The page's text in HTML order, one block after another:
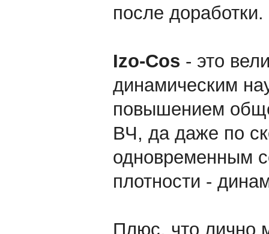
после доработки.
Izo-Cos - это
динамическим
повышением
ВЧ, да даже по
одновременным
плотности -
Плюс, что лично